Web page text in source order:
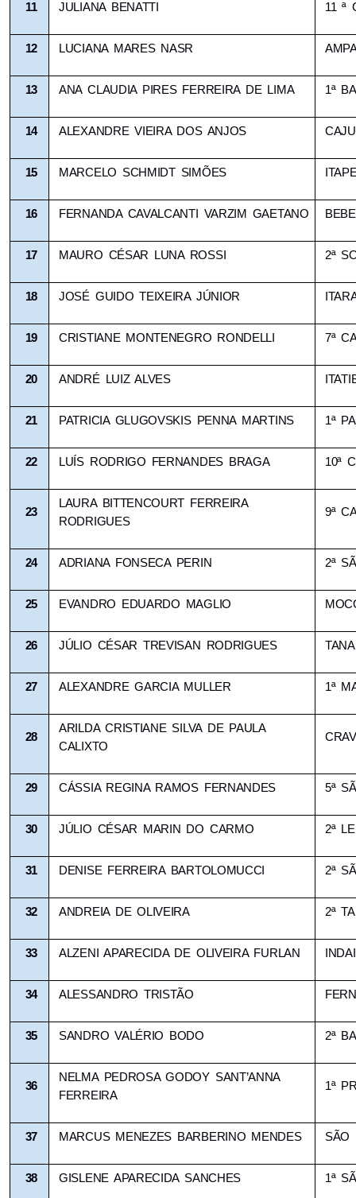
11 JULIANA BENATTI 11 ª
12 LUCIANA MARES NASR
13 ANA CLAUDIA PIRES FERREIRA DE LIMA 1ª
14 ALEXANDRE VIEIRA DOS ANJOS
15 MARCELO SCHMIDT SIMÕES
16 FERNANDA CAVALCANTI VARZIM GAETANO
17 MAURO CÉSAR LUNA ROSSI 2ª
18 JOSÉ GUIDO TEIXEIRA JÚNIOR
19 CRISTIANE MONTENEGRO RONDELLI 7ª
20 ANDRÉ LUIZ ALVES
21 PATRICIA GLUGOVSKIS PENNA MARTINS 1ª
22 LUÍS RODRIGO FERNANDES BRAGA 10ª
23
LAURA BITTENCOURT FERREIRA
RODRIGUES
9ª
24 ADRIANA FONSECA PERIN 2ª
25 EVANDRO EDUARDO MAGLIO
26 JÚLIO CÉSAR TREVISAN RODRIGUES
27 ALEXANDRE GARCIA MULLER 1ª
28
ARILDA CRISTIANE SILVA DE PAULA
CALIXTO
29 CÁSSIA REGINA RAMOS FERNANDES 5ª
30 JÚLIO CÉSAR MARIN DO CARMO 2ª
31 DENISE FERREIRA BARTOLOMUCCI 2ª
32 ANDREIA DE OLIVEIRA 2ª
33 ALZENI APARECIDA DE OLIVEIRA FURLAN
34 ALESSANDRO TRISTÃO
35 SANDRO VALÉRIO BODO 2ª
36
NELMA PEDROSA GODOY SANT’ANNA
FERREIRA
1ª
37 MARCUS MENEZES BARBERINO MENDES SÃO
38 GISLENE APARECIDA SANCHES 1ª